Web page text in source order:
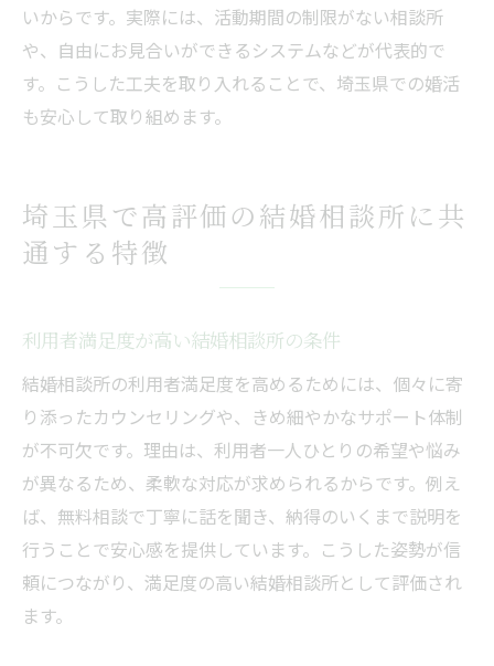
いからです。実際には、活動期間の制限がない相談所
や、自由にお見合いができるシステムなどが代表的で
す。こうした工夫を取り入れることで、埼玉県での婚活
も安心して取り組めます。
埼玉県で高評価の結婚相談所に共
通する特徴
利用者満足度が高い結婚相談所の条件
結婚相談所の利用者満足度を高めるためには、個々に寄
り添ったカウンセリングや、きめ細やかなサポート体制
が不可欠です。理由は、利用者一人ひとりの希望や悩み
が異なるため、柔軟な対応が求められるからです。例え
ば、無料相談で丁寧に話を聞き、納得のいくまで説明を
行うことで安心感を提供しています。こうした姿勢が信
頼につながり、満足度の高い結婚相談所として評価され
ます。